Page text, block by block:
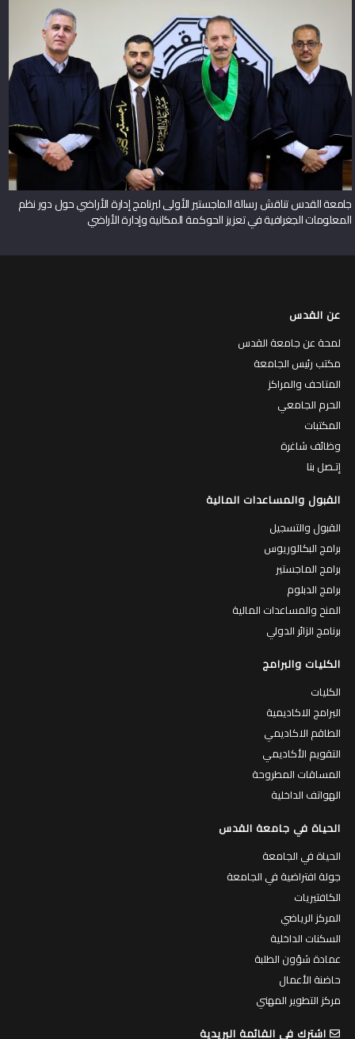
جامعة القدس تناقش رسالة الماجستير الأولى لبرنامج إدارة الأراضي حول دور نظم
المعلومات الجغرافية في تعزيز الحوكمة المكانية وإدارة الأراضي
عن القدس
لمحة عن جامعة القدس
مكتب رئيس الجامعة
المتاحف والمراكز
الحرم الجامعي
المكتبات
وظائف شاغرة
إتـصل بنا
القبول والمساعدات المالية
القبول والتسجيل
برامج البكالوريوس
برامج الماجستير
برامج الدبلوم
المنح والمساعدات المالية
برنامج الزائر الدولي
الكليات والبرامج
الكليات
البرامج الاكاديمية
الطاقم الاكاديمي
التقويم الأكاديمي
المساقات المطروحة
الهواتف الداخلية
الحياة في جامعة القدس
الحياة في الجامعة
جولة افتراضية في الجامعة
الكافتيريات
المركز الرياضي
السكنات الداخلية
عمادة شؤون الطلبة
حاضنة الأعمال
مركز التطوير المهني
اشترك في القائمة البريدية